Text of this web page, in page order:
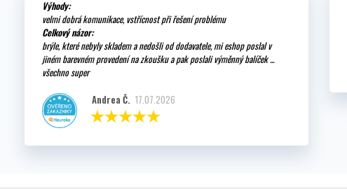
Výhody:
velmi dobrá komunikace, vstřícnost při řešení problému
Celkový názor:
brýle, které nebyly skladem a nedošli od dodavatele, mi eshop poslal v
jiném barevném provedení na zkoušku a pak poslali výměnný balíček ...
všechno super
Andrea Č. 17.07.2026